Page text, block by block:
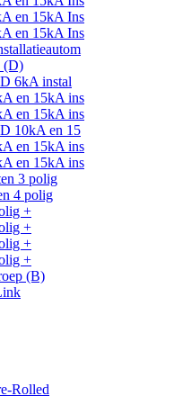
en 15kA Ins
en 15kA Ins
(D)
6kA instal
en 15kA ins
en 15kA ins
10kA en 15
en 15kA ins
en 15kA ins
3 polig
4 polig
+
+
+
+
(B)
Rolled